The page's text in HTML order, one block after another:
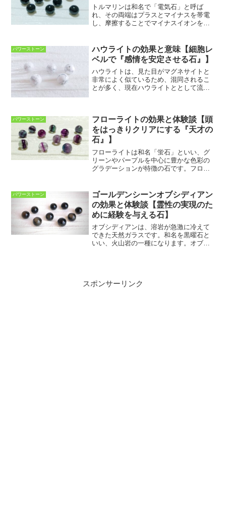
トルマリンは和名で「電気石」と呼ば
れ、その両端はプラスとマイナスを帯電
し、摩擦することでマイナスイオンを発
ストレスやイライラをやわらげてくれる
効果があるといわれます。ま...
パワーストーン
ハウライトの効果と意味【細胞レ
ベルで『感情を安定させる石』】
ハウライトは、見た目がマグネサイトと
非常によく似ているため、混同されるこ
とが多く、現在ハウライトととして流通
体を活性化させ、疲れを軽...
パワーストーン
フローライトの効果と体験談【頭
をはっきりクリアにする『天才の
石』】
フローライトは和名「蛍石」といい、グ
リーンやパープルを中心に豊かな色彩の
グラデーションが特徴の石です。フロー
の色彩は、透明・紫・ピンク・緑・青・
黄色など様々で、中には２...
パワーストーン
ゴールデンシーンオブシディアン
の効果と体験談【霊性の実現のた
めに経験を与える石】
オブシディアンは、溶岩が急激に冷えて
できた天然ガラスです。和名を黒曜石と
いい、火山岩の一種になります。オブシ
スポンサーリンク